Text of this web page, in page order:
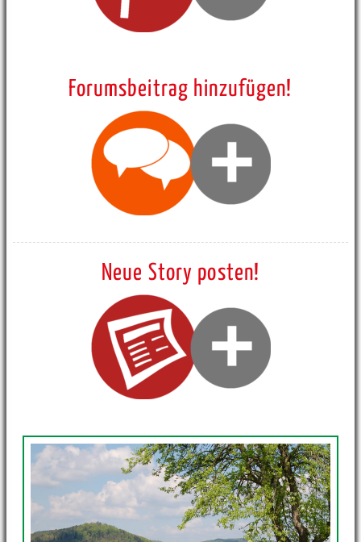
Forumsbeitrag hinzufügen!
Neue Story posten!